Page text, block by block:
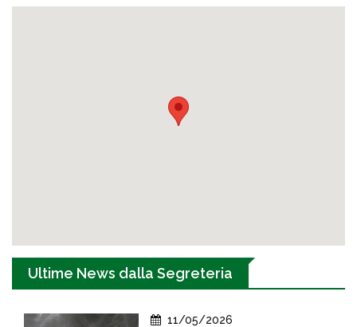
Ultime News dalla Segreteria
11/05/2026